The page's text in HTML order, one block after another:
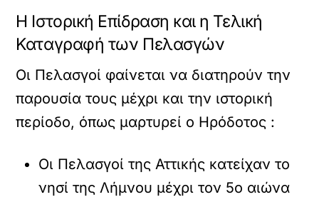
Η Ιστορική Επίδραση και η Τελική
Καταγραφή των Πελασγών
Οι Πελασγοί φαίνεται να διατηρούν την
παρουσία τους μέχρι και την ιστορική
περίοδο, όπως μαρτυρεί ο Ηρόδοτος :
Οι Πελασγοί της Αττικής κατείχαν το
νησί της Λήμνου μέχρι τον 5ο αιώνα